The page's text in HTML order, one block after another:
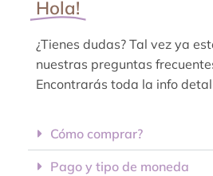
Hola!
¿Tienes dudas? Tal vez ya
nuestras preguntas
Encontrarás toda la info
Cómo comprar?
Pago y tipo de moneda